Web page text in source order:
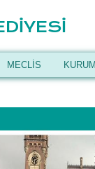
MECLİS